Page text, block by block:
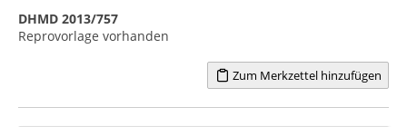
DHMD 2013/757
Reprovorlage vorhanden
Zum Merkzettel hinzufügen